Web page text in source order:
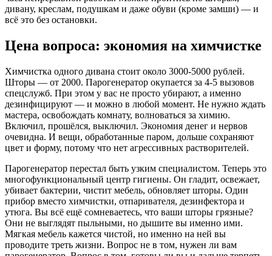
дивану, креслам, подушкам и даже обуви (кроме замши) — и
всё это без остановки.
Цена вопроса: экономия на химчистке
Химчистка одного дивана стоит около 3000-5000 рублей.
Шторы — от 2000. Парогенератор окупается за 4-5 вызовов
спецслужб. При этом у вас не просто убирают, а именно
дезинфицируют — и можно в любой момент. Не нужно ждать
мастера, освобождать комнату, волноваться за химию.
Включил, прошёлся, выключил. Экономия денег и нервов
очевидна. И вещи, обработанные паром, дольше сохраняют
цвет и форму, потому что нет агрессивных растворителей.
Парогенератор перестал быть узким специалистом. Теперь это
многофункциональный центр гигиены. Он гладит, освежает,
убивает бактерии, чистит мебель, обновляет шторы. Один
прибор вместо химчистки, отпаривателя, дезинфектора и
утюга. Вы всё ещё сомневаетесь, что ваши шторы грязные?
Они не выглядят пыльными, но дышите вы именно ими.
Мягкая мебель кажется чистой, но именно на ней вы
проводите треть жизни. Вопрос не в том, нужен ли вам